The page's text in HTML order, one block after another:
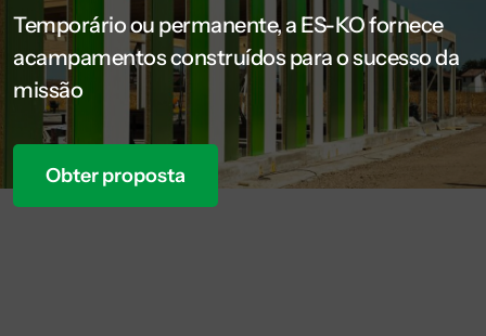
Temporário ou permanente, a ES-KO fornece
acampamentos construídos para o sucesso da
missão
Obter proposta